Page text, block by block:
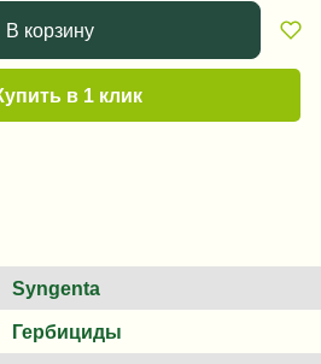
В корзину
в 1 клик
Syngenta
Гербициды